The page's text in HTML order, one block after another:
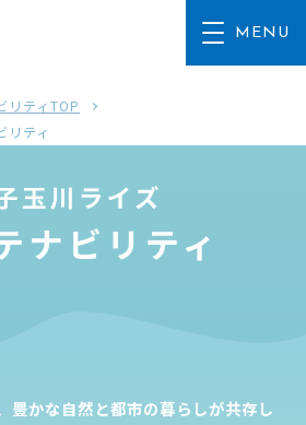
リティTOP
リティ
豊かな自然と都市の暮らしが共存し